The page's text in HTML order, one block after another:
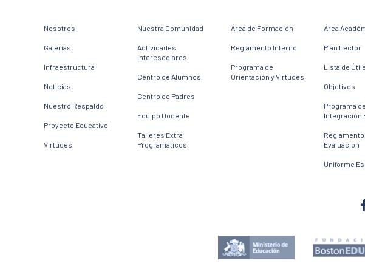
Nosotros
Galerías
Infraestructura
Noticias
Nuestro Respaldo
Proyecto Educativo
Virtudes
Nuestra Comunidad
Actividades
Interescolares
Centro de Alumnos
Centro de Padres
Equipo Docente
Talleres Extra
Programáticos
Área de Formación
Reglamento Interno
Programa de
Orientación y Virtudes
Área
Plan Lector
Lista de
Objetivos
Programa de
Integración
Reglamento
Evaluación
Uniforme